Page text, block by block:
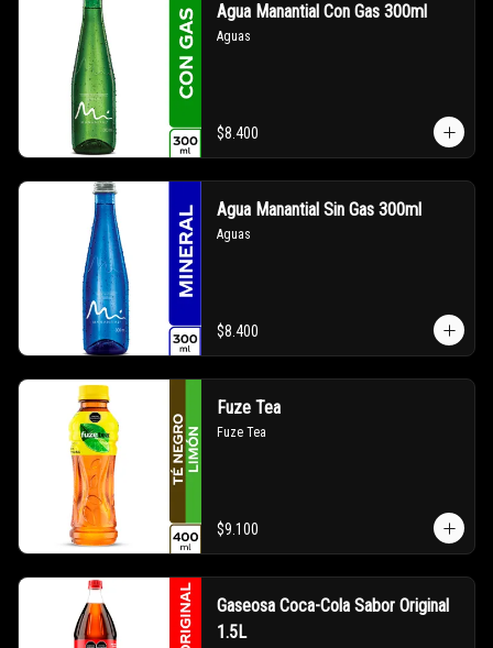
Agua Manantial Con Gas 300ml
Aguas
$8.400
Agua Manantial Sin Gas 300ml
Aguas
$8.400
Fuze Tea
Fuze Tea
$9.100
Gaseosa Coca-Cola Sabor Original
1.5L